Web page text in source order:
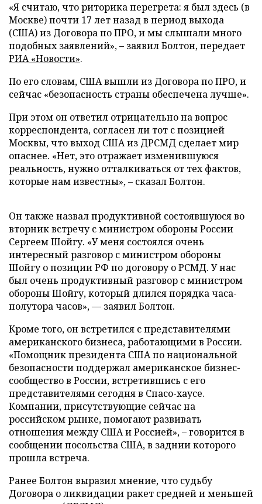
«Я считаю, что риторика перегрета: я был здесь (в
Москве) почти 17 лет назад в период выхода
(США) из Договора по ПРО, и мы слышали много
подобных заявлений», – заявил Болтон, передает
РИА «Новости».
По его словам, США вышли из Договора по ПРО, и
сейчас «безопасность страны обеспечена лучше».
При этом он ответил отрицательно на вопрос
корреспондента, согласен ли тот с позицией
Москвы, что выход США из ДРСМД сделает мир
опаснее. «Нет, это отражает изменившуюся
реальность, нужно отталкиваться от тех фактов,
которые нам известны», – сказал Болтон.
Он также назвал продуктивной состоявшуюся во
вторник встречу с министром обороны России
Сергеем Шойгу. «У меня состоялся очень
интересный разговор с министром обороны
Шойгу о позиции РФ по договору о РСМД. У нас
был очень продуктивный разговор с министром
обороны Шойгу, который длился порядка часа-
полутора часов», — заявил Болтон.
Кроме того, он встретился с представителями
американского бизнеса, работающими в России.
«Помощник президента США по национальной
безопасности поддержал американское бизнес-
сообщество в России, встретившись с его
представителями сегодня в Спасо-хаусе.
Компании, присутствующие сейчас на
российском рынке, помогают развивать
отношения между США и Россией», – говорится в
сообщении посольства США, в заднии которого
прошла встреча.
Ранее Болтон выразил мнение, что судьбу
Договора о ликвидации ракет средней и меньшей